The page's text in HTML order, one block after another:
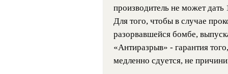
производитель не может дать
Для того, чтобы в случае
разорвавшейся бомбе,
«Антиразрыв» - гарантия
медленно сдуется, не